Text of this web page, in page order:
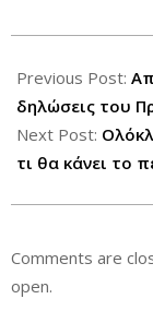
04-
23
Previous Post:
δηλώσεις του
Next Post:
τι θα κάνει το
Comments are
open.